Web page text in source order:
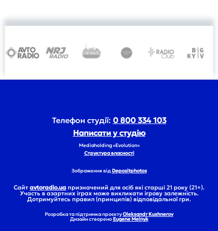
Телефон студії: 0 800 334 103
Написати у студію
Mediaholding «Evolution»
Структура власності
Зображення від Depositphotos
Сайт avtoradio.ua призначений для осіб які старші 21 року (21+).
Участь в азартних іграх може викликати ігрову залежність.
Дотримуйтесь правил (принципів) відповідальної гри.
Розробка та підтримка проєктуOleksandr Kushnerov
Дизайн створено Eugene Melnyk